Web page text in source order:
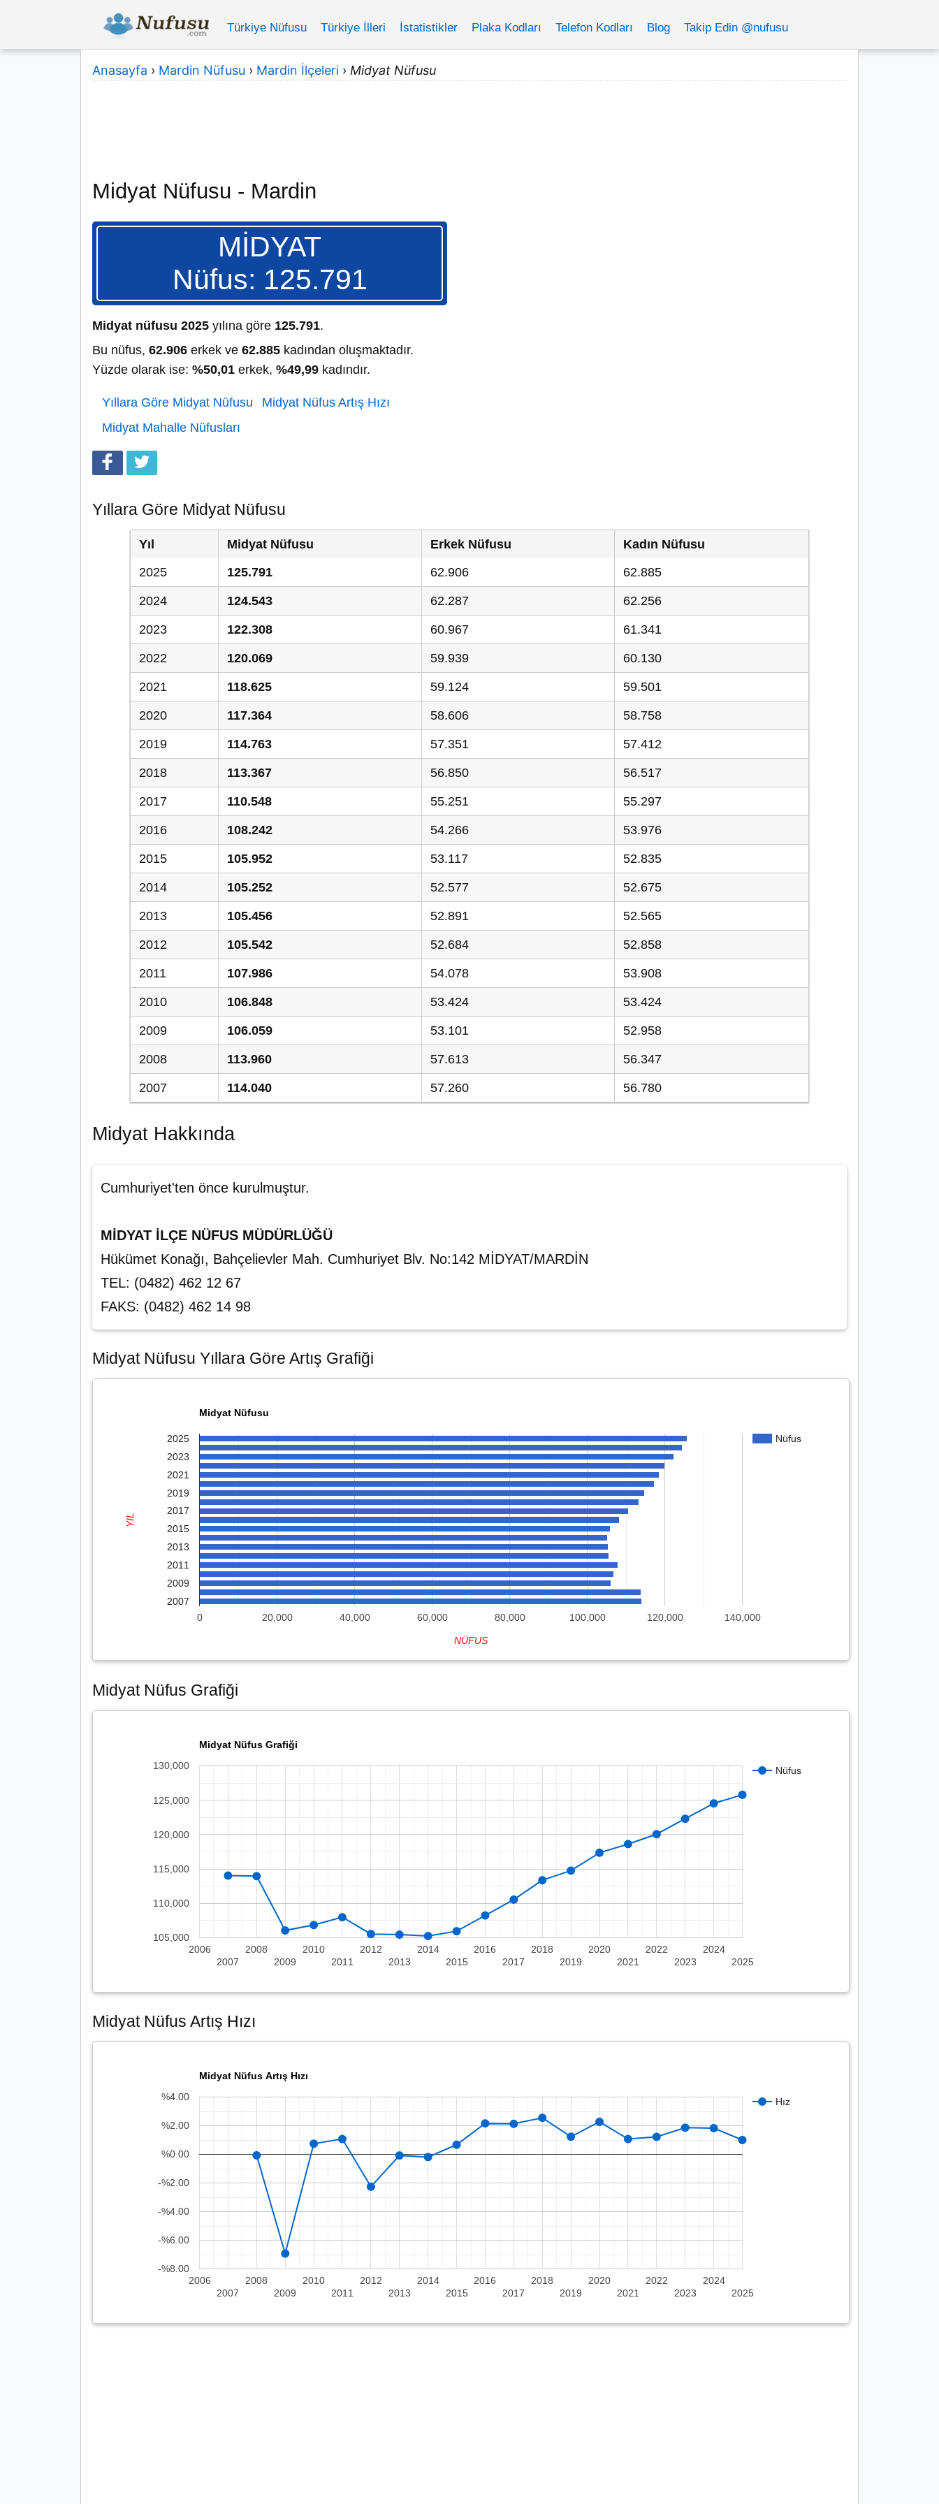
Türkiye Nüfusu Türkiye İlleri İstatistikler Plaka Kodları Telefon Kodları Blog Takip Edin @nufusu
Anasayfa › Mardin Nüfusu › Mardin İlçeleri › Midyat Nüfusu
Midyat Nüfusu - Mardin
MİDYAT
Nüfus: 125.791
Midyat nüfusu 2025 yılına göre 125.791.
Bu nüfus, 62.906 erkek ve 62.885 kadından oluşmaktadır.
Yüzde olarak ise: %50,01 erkek, %49,99 kadındır.
Yıllara Göre Midyat Nüfusu
Midyat Nüfus Artış Hızı
Midyat Mahalle Nüfusları
Yıllara Göre Midyat Nüfusu
Yıl Midyat Nüfusu Erkek Nüfusu
Kadın Nüfusu
2025
125.791 62.906 62.885
2024 124.543 62.287 62.256
2023 122.308 60.967 61.341
2022 120.069 59.939 60.130
2021 118.625 59.124 59.501
2020 117.364 58.606 58.758
2019 114.763 57.351 57.412
2018 113.367 56.850 56.517
2017 110.548 55.251 55.297
2016 108.242 54.266 53.976
2015 105.952 53.117 52.835
2014 105.252 52.577 52.675
2013 105.456 52.891 52.565
2012 105.542 52.684 52.858
2011 107.986 54.078 53.908
2010 106.848 53.424 53.424
2009 106.059 53.101 52.958
2008 113.960 57.613 56.347
2007 114.040 57.260 56.780
Midyat Hakkında
Cumhuriyet'ten önce kurulmuştur.
MİDYAT İLÇE NÜFUS MÜDÜRLÜĞÜ
Hükümet Konağı, Bahçelievler Mah. Cumhuriyet Blv. No:142 MİDYAT/MARDİN
TEL: (0482) 462 12 67
FAKS: (0482) 462 14 98
Midyat Nüfusu Yıllara Göre Artış Grafiği
Midyat Nüfusu
Nüfus
0 20,000 40,000 60,000 80,000 100,000 120,000 140,000
2025
2023
2021
2019
2017
2015
2013
2011
2009
2007
NÜFUS
YIL
Midyat Nüfus Grafiği
Midyat Nüfus Grafiği
Nüfus
2006
2007
2008
2009
2010
2011
2012
2013
2014
2015
2016
2017
2018
2019
2020
2021
2022
2023
2024
2025
105,000
110,000
115,000
120,000
125,000
130,000
Midyat Nüfus Artış Hızı
Midyat Nüfus Artış Hızı
Hız
2006
2007
2008
2009
2010
2011
2012
2013
2014
2015
2016
2017
2018
2019
2020
2021
2022
2023
2024
2025
-%8.00
-%6.00
-%4.00
-%2.00
%0.00
%2.00
%4.00